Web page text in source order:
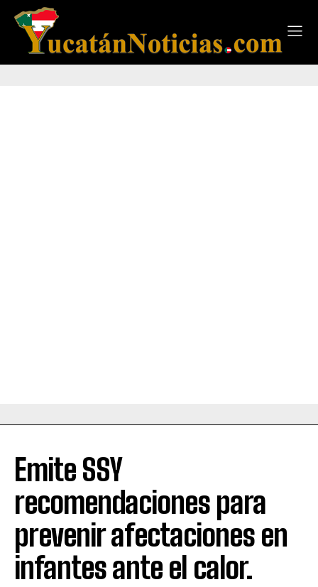
Emite SSY
recomendaciones para
prevenir afectaciones en
infantes ante el calor.